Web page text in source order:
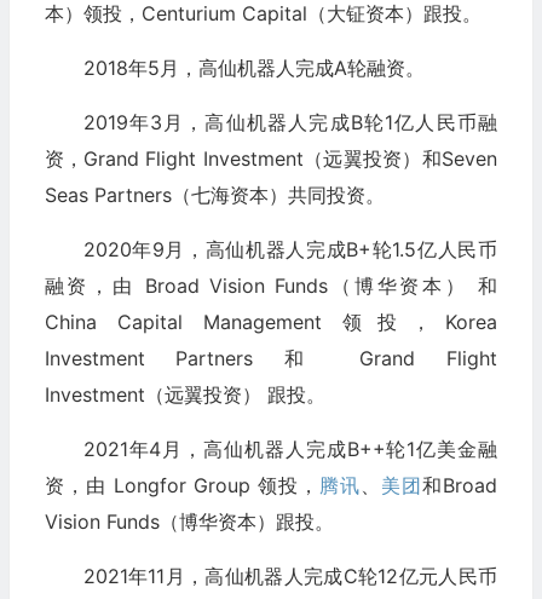
本）领投，Centurium Capital（大钲资本）跟投。
2018年5月，高仙机器人完成A轮融资。
2019年3月，高仙机器人完成B轮1亿人民币融
资，Grand Flight Investment（远翼投资）和Seven
Seas Partners（七海资本）共同投资。
2020年9月，高仙机器人完成B+轮1.5亿人民币
融资，由 Broad Vision Funds（博华资本） 和
China Capital Management 领投，Korea
Investment Partners 和 Grand Flight
Investment（远翼投资） 跟投。
2021年4月，高仙机器人完成B++轮1亿美金融
资，由 Longfor Group 领投， 腾讯、 美团和Broad
Vision Funds（博华资本）跟投。
2021年11月，高仙机器人完成C轮12亿元人民币